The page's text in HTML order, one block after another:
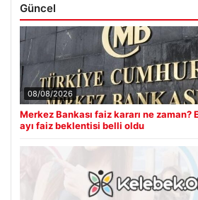
Güncel
08/08/2026
Merkez Bankası faiz kararı ne
ayı faiz beklentisi belli oldu